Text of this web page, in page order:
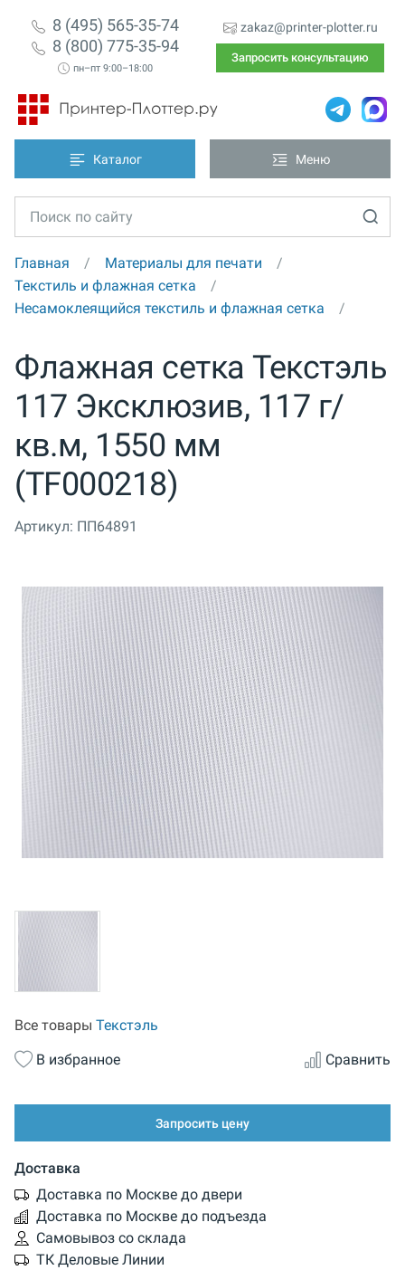
8 (495) 565-35-74
8 (800) 775-35-94
пн–пт 9:00–18:00
zakaz@printer-plotter.ru
Запросить консультацию
Каталог Меню
Главная
Материалы для печати
Текстиль и флажная сетка
Несамоклеящийся текстиль и флажная сетка
Флажная сетка Текстэль
117 Эксклюзив, 117 г/
кв.м, 1550 мм
(TF000218)
Артикул: ПП64891
Все товары Текстэль
В избранное
Сравнить
Запросить цену
Доставка
Доставка по Москве до двери
Доставка по Москве до подъезда
Самовывоз со склада
ТК Деловые Линии